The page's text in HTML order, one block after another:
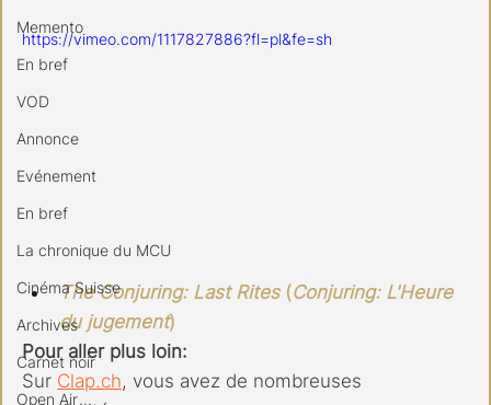
Memento
En bref
VOD
Annonce
Evénement
En bref
La chronique du MCU
Cinéma Suisse
Archives
Carnet noir
Open Air
https://vimeo.com/1117827886?fl=pl&fe=sh
The Conjuring: Last Rites (Conjuring: L'Heure
du jugement)
Pour aller plus loin:
Sur Clap.ch, vous avez de nombreuses